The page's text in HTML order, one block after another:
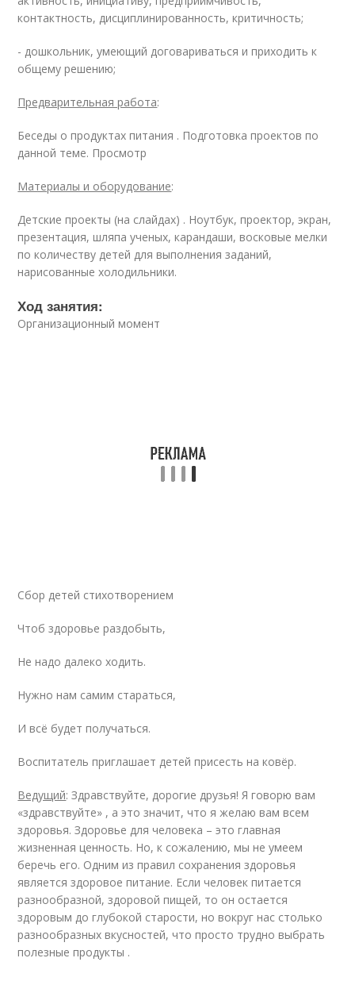
контактность, дисциплинированность, критичность;
- дошкольник, умеющий договариваться и приходить к
общему решению;
Предварительная работа:
Беседы о продуктах питания . Подготовка проектов по
данной теме. Просмотр
Материалы и оборудование:
Детские проекты (на слайдах) . Ноутбук, проектор, экран,
презентация, шляпа ученых, карандаши, восковые мелки
по количеству детей для выполнения заданий,
нарисованные холодильники.
Ход занятия:
Организационный момент
Сбор детей стихотворением
Чтоб здоровье раздобыть,
Не надо далеко ходить.
Нужно нам самим стараться,
И всё будет получаться.
Воспитатель приглашает детей присесть на ковёр.
Ведущий: Здравствуйте, дорогие друзья! Я говорю вам
«здравствуйте» , а это значит, что я желаю вам всем
здоровья. Здоровье для человека – это главная
жизненная ценность. Но, к сожалению, мы не умеем
беречь его. Одним из правил сохранения здоровья
является здоровое питание. Если человек питается
разнообразной, здоровой пищей, то он остается
здоровым до глубокой старости, но вокруг нас столько
разнообразных вкусностей, что просто трудно выбрать
полезные продукты .